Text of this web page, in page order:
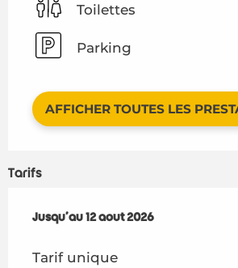
Toilettes
Parking
AFFICHER TOUTES LES
Tarifs
Du8 juillet 2026au12 août 2026
Jusqu'au 12 août 2026
Tarif unique